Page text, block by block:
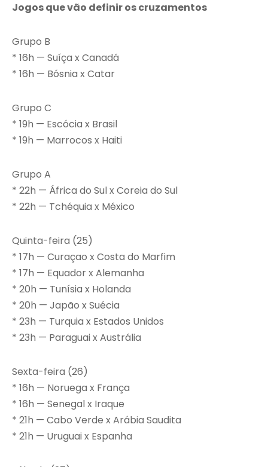
Jogos que vão definir os cruzamentos
Grupo B
* 16h — Suíça x Canadá
* 16h — Bósnia x Catar
Grupo C
* 19h — Escócia x Brasil
* 19h — Marrocos x Haiti
Grupo A
* 22h — África do Sul x Coreia do Sul
* 22h — Tchéquia x México
Quinta-feira (25)
* 17h — Curaçao x Costa do Marfim
* 17h — Equador x Alemanha
* 20h — Tunísia x Holanda
* 20h — Japão x Suécia
* 23h — Turquia x Estados Unidos
* 23h — Paraguai x Austrália
Sexta-feira (26)
* 16h — Noruega x França
* 16h — Senegal x Iraque
* 21h — Cabo Verde x Arábia Saudita
* 21h — Uruguai x Espanha